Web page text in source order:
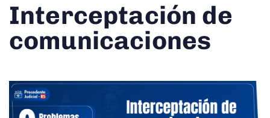
Interceptación de
comunicaciones